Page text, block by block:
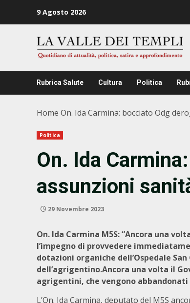
9 Agosto 2026
Rubrica Salute Cultura Politica
Home On. Ida Carmina: bocciato Odg
Politica
On. Ida
assunzioni
29 Novembre 2023
On. Ida Carmina M5S: “Ancora una
l’impegno di provvedere
dotazioni organiche dell’Ospedale
dell’agrigentino.Ancora una volta il
agrigentini, che vengono abbandonati
L’On. Ida Carmina, deputato del M5S